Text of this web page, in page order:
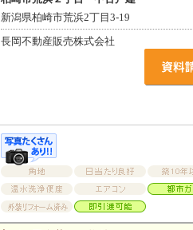
新潟県柏崎市荒浜2丁目3-19
長岡不動産販売株式会社